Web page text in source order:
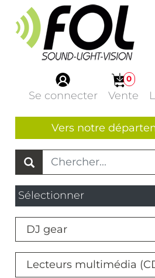
Se connecter
0
Vente
Vers notre
Sélectionner